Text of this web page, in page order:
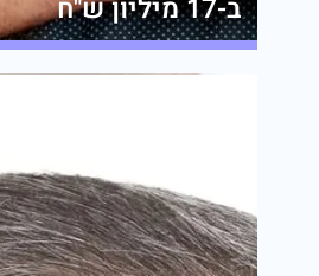
ב-17 מיליון ש"ח